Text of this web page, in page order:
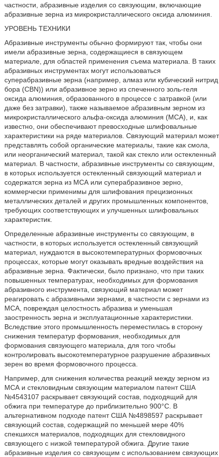
частности, абразивные изделия со связующим, включающие
абразивные зерна из микрокристаллического оксида алюминия.
УРОВЕНЬ ТЕХНИКИ
Абразивные инструменты обычно формируют так, чтобы они
имели абразивные зерна, содержащиеся в связующем
материале, для областей применения съема материала. В таких
абразивных инструментах могут использоваться
суперабразивные зерна (например, алмаз или кубический нитрид
бора (CBN)) или абразивное зерно из спеченного золь-геля
оксида алюминия, образованного в процессе с затравкой (или
даже без затравки), также называемое абразивным зерном из
микрокристаллического альфа-оксида алюминия (МСА), и, как
известно, они обеспечивают превосходные шлифовальные
характеристики на ряде материалов. Связующий материал может
представлять собой органические материалы, такие как смола,
или неорганический материал, такой как стекло или остекленный
материал. В частности, абразивные инструменты со связующим,
в которых используется остекленный связующий материал и
содержатся зерна из МСА или суперабразивное зерно,
коммерчески применимы для шлифования прецизионных
металлических деталей и других промышленных компонентов,
требующих соответствующих и улучшенных шлифовальных
характеристик.
Определенные абразивные инструменты со связующим, в
частности, в которых используется остекленный связующий
материал, нуждаются в высокотемпературных формовочных
процессах, которые могут оказывать вредные воздействия на
абразивные зерна. Фактически, было признано, что при таких
повышенных температурах, необходимых для формования
абразивного инструмента, связующий материал может
реагировать с абразивными зернами, в частности с зернами из
МСА, повреждая целостность абразива и уменьшая
заостренность зерна и эксплуатационные характеристики.
Вследствие этого промышленность переместилась в сторону
снижения температур формования, необходимых для
формования связующего материала, для того чтобы
контролировать высокотемпературное разрушение абразивных
зерен во время формовочного процесса.
Например, для снижения количества реакций между зерном из
МСА и стекловидным связующим материалом патент США
№4543107 раскрывает связующий состав, подходящий для
обжига при температуре до приблизительно 900°С. В
альтернативном подходе патент США №4898597 раскрывает
связующий состав, содержащий по меньшей мере 40%
спекшихся материалов, подходящих для стекловидного
связующего с низкой температурой обжига. Другие такие
абразивные изделия со связующим с использованием связующих